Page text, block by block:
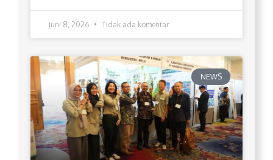
Juni 8, 2026 Tidak ada komentar
NEWS